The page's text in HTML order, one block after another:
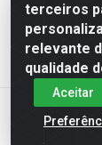
terceiros
relevante
qualidade
Aceitar